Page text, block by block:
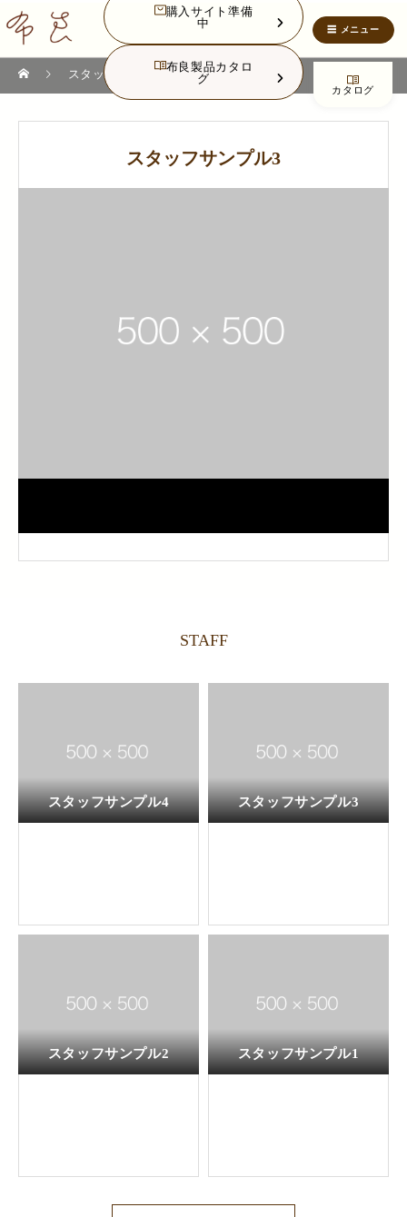
カタログ
購入サイト準備
中
布良製品カタロ
グ
STAFF
スタッフ スタッフサンプル3
スタッフサンプル3
STAFF
スタッフサンプル4 スタッフサンプル3
スタッフサンプル2 スタッフサンプル1